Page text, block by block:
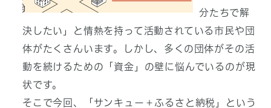
分たちで解
決したい」と情熱を持って活動されている市民や団
体がたくさんいます。しかし、多くの団体がその活
動を続けるための「資金」の壁に悩んでいるのが現
状です。
そこで今回、「サンキュー＋ふるさと納税」という